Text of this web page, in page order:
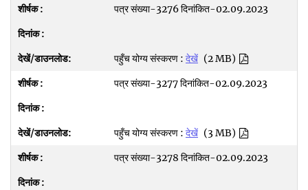
पत्र संख्या-3276 दिनांकित-02.09.2023
पहुँच योग्य संस्करण : देखें (2 MB)
पत्र संख्या-3277 दिनांकित-02.09.2023
पहुँच योग्य संस्करण : देखें (3 MB)
पत्र संख्या-3278 दिनांकित-02.09.2023